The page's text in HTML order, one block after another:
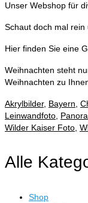
Unser Webshop für
Schaut doch mal
Hier finden Sie eine
Weihnachten steht
Weihnachten zu
Akrylbilder, Bayern,
Leinwandfoto,
Wilder Kaiser Foto,
Alle
Shop